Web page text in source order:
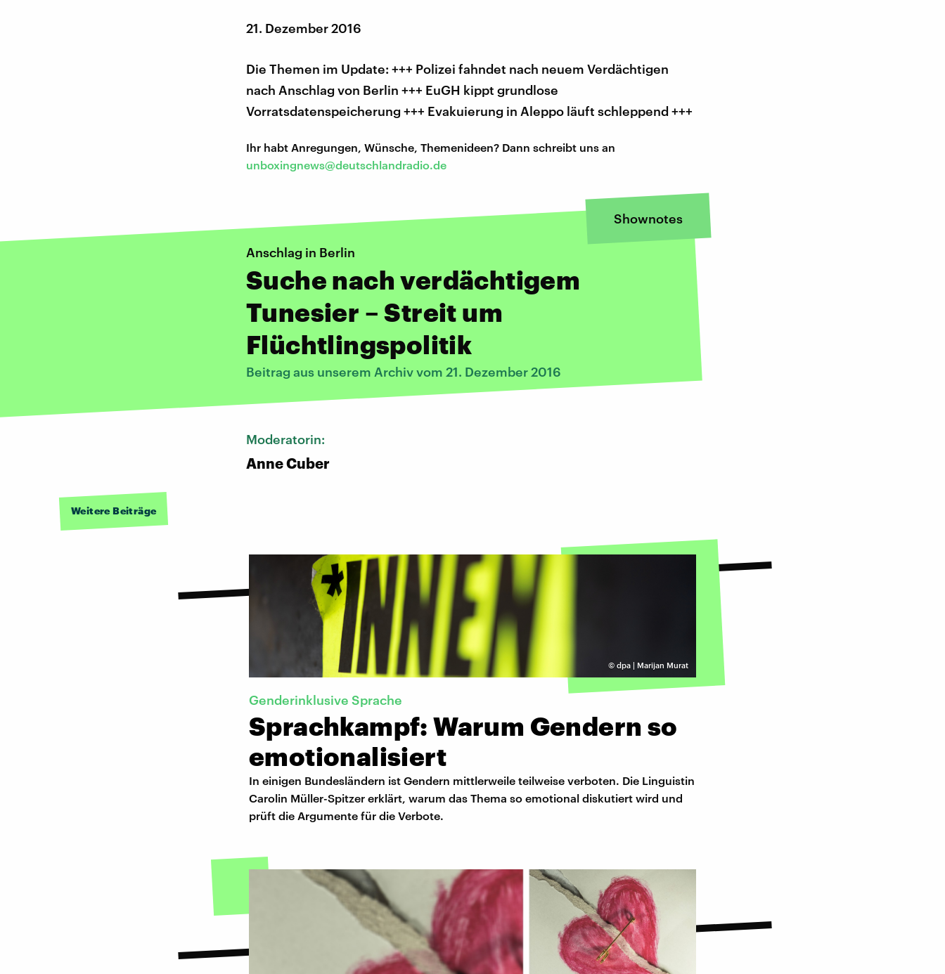
21. Dezember 2016
Die Themen im Update: +++ Polizei fahndet nach neuem Verdächtigen
nach Anschlag von Berlin +++ EuGH kippt grundlose
Vorratsdatenspeicherung +++ Evakuierung in Aleppo läuft schleppend +++
Ihr habt Anregungen, Wünsche, Themenideen? Dann schreibt uns an
unboxingnews@deutschlandradio.de
Shownotes
​Anschlag in Berlin
Suche nach verdächtigem
Tunesier – Streit um
Flüchtlingspolitik
Beitrag aus unserem Archiv vom 21. Dezember 2016
Moderatorin:
Anne Cuber
Weitere Beiträge
© dpa | Marijan Murat
Genderinklusive Sprache
Sprachkampf: Warum Gendern so
emotionalisiert
In einigen Bundesländern ist Gendern mittlerweile teilweise verboten. Die Linguistin
Carolin Müller-Spitzer erklärt, warum das Thema so emotional diskutiert wird und
prüft die Argumente für die Verbote.